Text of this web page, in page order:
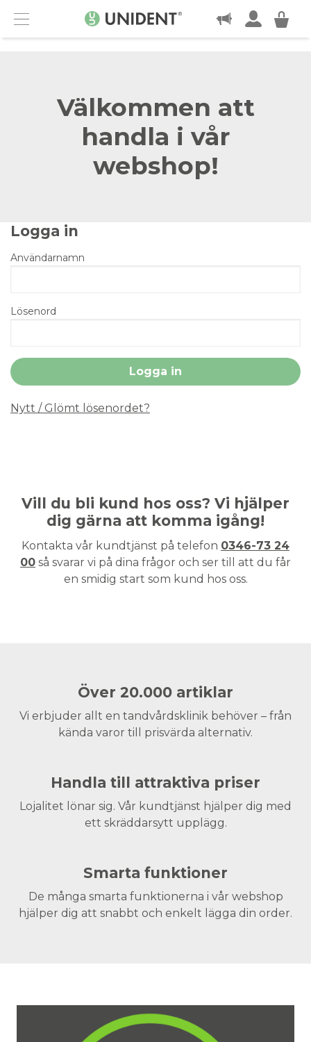
Menu
KONTAKT
Välkommen att
handla i vår
webshop!
Logga in
Användarnamn
Lösenord
Nytt / Glömt lösenordet?
Vill du bli kund hos oss? Vi hjälper
dig gärna att komma igång!
Kontakta vår kundtjänst på telefon 0346-73 24
00 så svarar vi på dina frågor och ser till att du får
en smidig start som kund hos oss.
Över 20.000 artiklar
Vi erbjuder allt en tandvårdsklinik behöver – från
kända varor till prisvärda alternativ.
Handla till attraktiva priser
Lojalitet lönar sig. Vår kundtjänst hjälper dig med
ett skräddarsytt upplägg.
Smarta funktioner
De många smarta funktionerna i vår webshop
hjälper dig att snabbt och enkelt lägga din order.